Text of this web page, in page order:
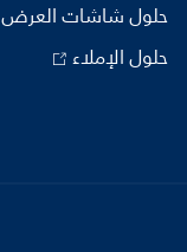
حلول شاشات العرض
حلول الإملاء